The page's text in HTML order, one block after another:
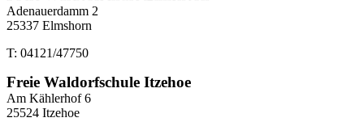
Adenauerdamm 2
25337 Elmshorn
T: 04121/47750
Freie Waldorfschule Itzehoe
Am Kählerhof 6
25524 Itzehoe